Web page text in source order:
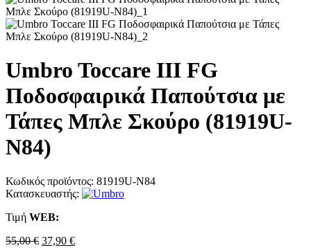
Umbro Toccare III FG
Ποδοσφαιρικά Παπούτσια με
Τάπες Μπλε Σκούρο (81919U-
N84)
Κωδικός προϊόντος: 81919U-N84
Κατασκευαστής:
Τιμή WΕΒ:
55,00€ Original
37,90 €Η